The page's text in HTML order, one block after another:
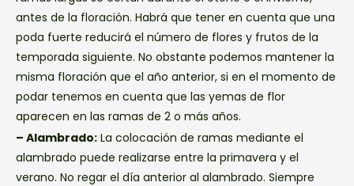
antes de la floración. Habrá que tener en cuenta que una
poda fuerte reducirá el número de flores y frutos de la
temporada siguiente. No obstante podemos mantener la
misma floración que el año anterior, si en el momento de
podar tenemos en cuenta que las yemas de flor
aparecen en las ramas de 2 o más años.
– Alambrado: La colocación de ramas mediante el
alambrado puede realizarse entre la primavera y el
verano. No regar el día anterior al alambrado. Siempre